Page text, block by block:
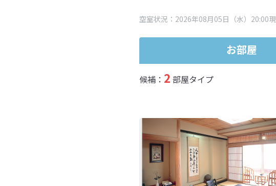
空室状況：2026年08月05日（水）20:00
お部屋
候補： 2 部屋タイプ